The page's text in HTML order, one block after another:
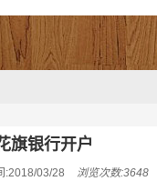
旗银行开户
:2018/03/28 浏览次数:3648